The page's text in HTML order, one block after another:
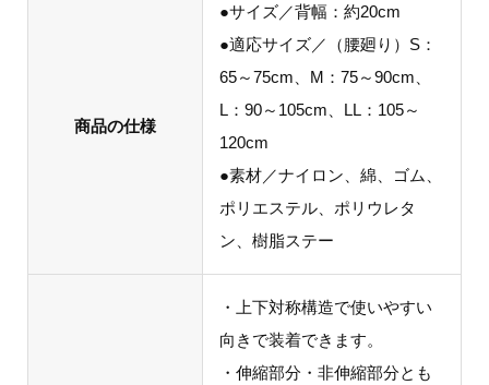
商品の仕様
●サイズ／背幅：約20cm
●適応サイズ／（腰廻り）S：
65～75cm、M：75～90cm、
L：90～105cm、LL：105～
120cm
●素材／ナイロン、綿、ゴム、
ポリエステル、ポリウレタ
ン、樹脂ステー
・上下対称構造で使いやすい
向きで装着できます。
・伸縮部分・非伸縮部分とも